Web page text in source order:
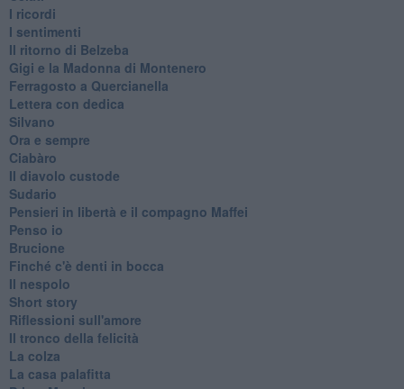
I ricordi
I sentimenti
Il ritorno di Belzeba
Gigi e la Madonna di Montenero
Ferragosto a Quercianella
Lettera con dedica
Silvano
Ora e sempre
Ciabàro
Il diavolo custode
Sudario
Pensieri in libertà e il compagno Maffei
Penso io
Brucione
Finché c'è denti in bocca
Il nespolo
Short story
Riflessioni sull'amore
Il tronco della felicità
La colza
La casa palafitta